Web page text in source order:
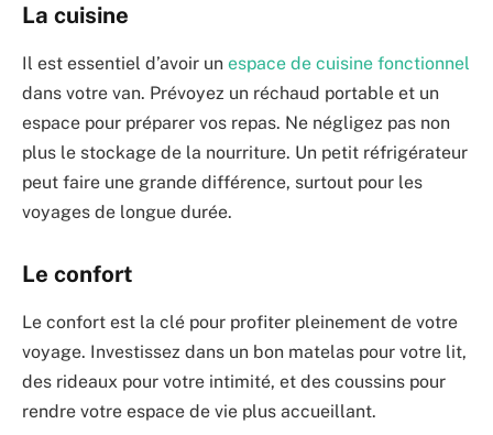
La cuisine
Il est essentiel d’avoir un espace de cuisine fonctionnel
dans votre van. Prévoyez un réchaud portable et un
espace pour préparer vos repas. Ne négligez pas non
plus le stockage de la nourriture. Un petit réfrigérateur
peut faire une grande différence, surtout pour les
voyages de longue durée.
Le confort
Le confort est la clé pour profiter pleinement de votre
voyage. Investissez dans un bon matelas pour votre lit,
des rideaux pour votre intimité, et des coussins pour
rendre votre espace de vie plus accueillant.